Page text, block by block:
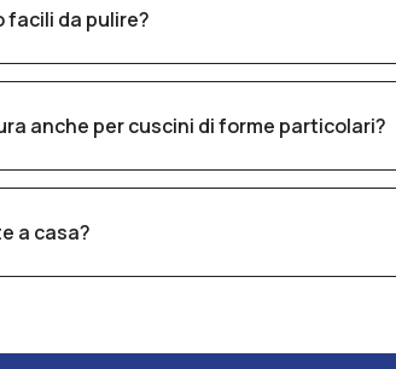
da pulire?
tecnici e lavabili ideali per uso
anche per cuscini di forme particolari?
per forme irregolari o personalizzate, con
a casa?
a domicilio in provincia di Varese, Milano,